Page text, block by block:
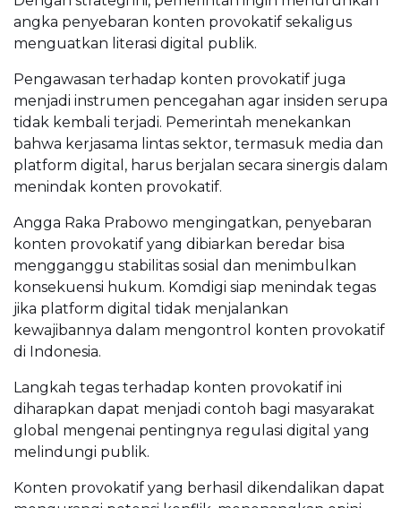
angka penyebaran konten provokatif sekaligus
menguatkan literasi digital publik.
Pengawasan terhadap konten provokatif juga
menjadi instrumen pencegahan agar insiden serupa
tidak kembali terjadi. Pemerintah menekankan
bahwa kerjasama lintas sektor, termasuk media dan
platform digital, harus berjalan secara sinergis dalam
menindak konten provokatif.
Angga Raka Prabowo mengingatkan, penyebaran
konten provokatif yang dibiarkan beredar bisa
mengganggu stabilitas sosial dan menimbulkan
konsekuensi hukum. Komdigi siap menindak tegas
jika platform digital tidak menjalankan
kewajibannya dalam mengontrol konten provokatif
di Indonesia.
Langkah tegas terhadap konten provokatif ini
diharapkan dapat menjadi contoh bagi masyarakat
global mengenai pentingnya regulasi digital yang
melindungi publik.
Konten provokatif yang berhasil dikendalikan dapat